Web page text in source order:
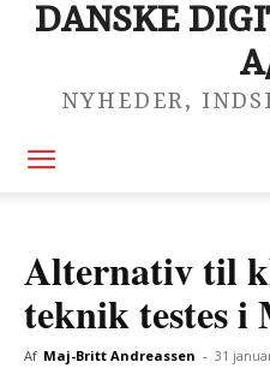
DANSKE
NYHEDER,
Alternativ til
teknik testes
Af Maj-Britt Andreassen - 31